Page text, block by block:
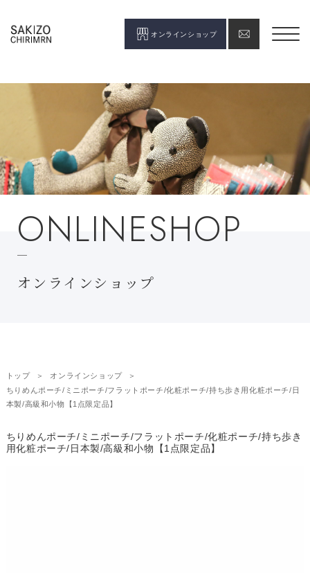
オンラインショップ
ONLINESHOP
オンラインショップ
トップ
オンラインショップ
ちりめんポーチ/ミニポーチ/フラットポーチ/化粧ポーチ/持ち歩き用化粧ポーチ/日
本製/高級和小物【1点限定品】
ちりめんポーチ/ミニポーチ/フラットポーチ/化粧ポーチ/持ち歩き
用化粧ポーチ/日本製/高級和小物【1点限定品】